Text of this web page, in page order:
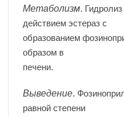
Метаболизм.
действием эстераз с
образованием
образом в
печени.
Выведение.
равной степени